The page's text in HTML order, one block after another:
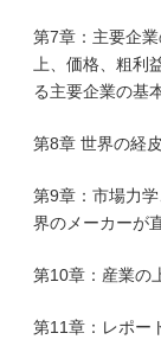
第7章：主要企
上、価格、粗利
る主要企業の基
第8章 世界の経
第9章：市場力
界のメーカーが
第10章：産業の
第11章：レポー